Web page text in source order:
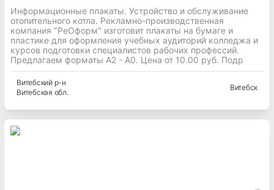
Информационные плакаты. Устройство и обслуживание
отопительного котла. Рекламно-производственная
компания "РеОформ" изготовит плакаты на бумаге и
пластике для оформления учебных аудиторий колледжа и
курсов подготовки специалистов рабочих профессий.
Предлагаем форматы А2 - А0. Цена от 10.00 руб. Подр
Витебскийр-н
Витебская обл.
Витебск